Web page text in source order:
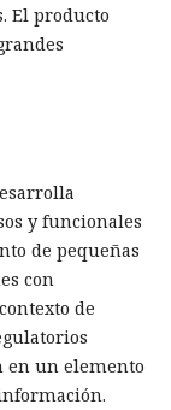
El producto
y funcionales
de pequeñas
con
de
en un elemento